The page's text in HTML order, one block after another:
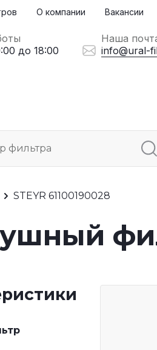
О компании Вакансии
до 18:00
Наша
info@ural-
STEYR 61100190028